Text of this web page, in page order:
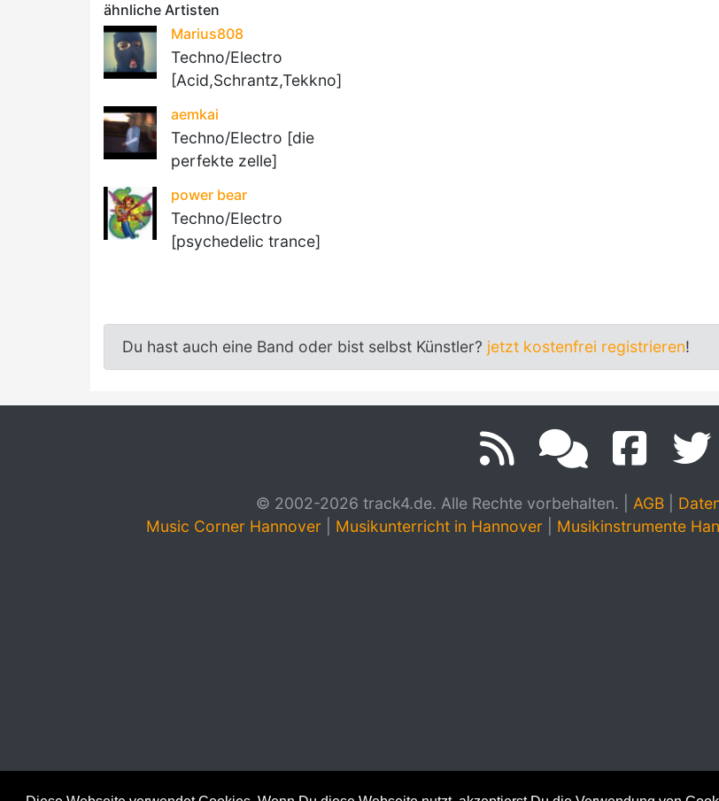
ähnliche Artisten
Marius808
Techno/Electro
[Acid,Schrantz,Tekkno]
aemkai
Techno/Electro [die
perfekte zelle]
power bear
Techno/Electro
[psychedelic trance]
Du hast auch eine Band oder bist selbst Künstler? jetzt kostenfrei registrieren!
© 2002-2026 track4.de. Alle Rechte vorbehalten. AGB|
Music Corner Hannover
Musikunterricht in Hannover Musikinstrumente